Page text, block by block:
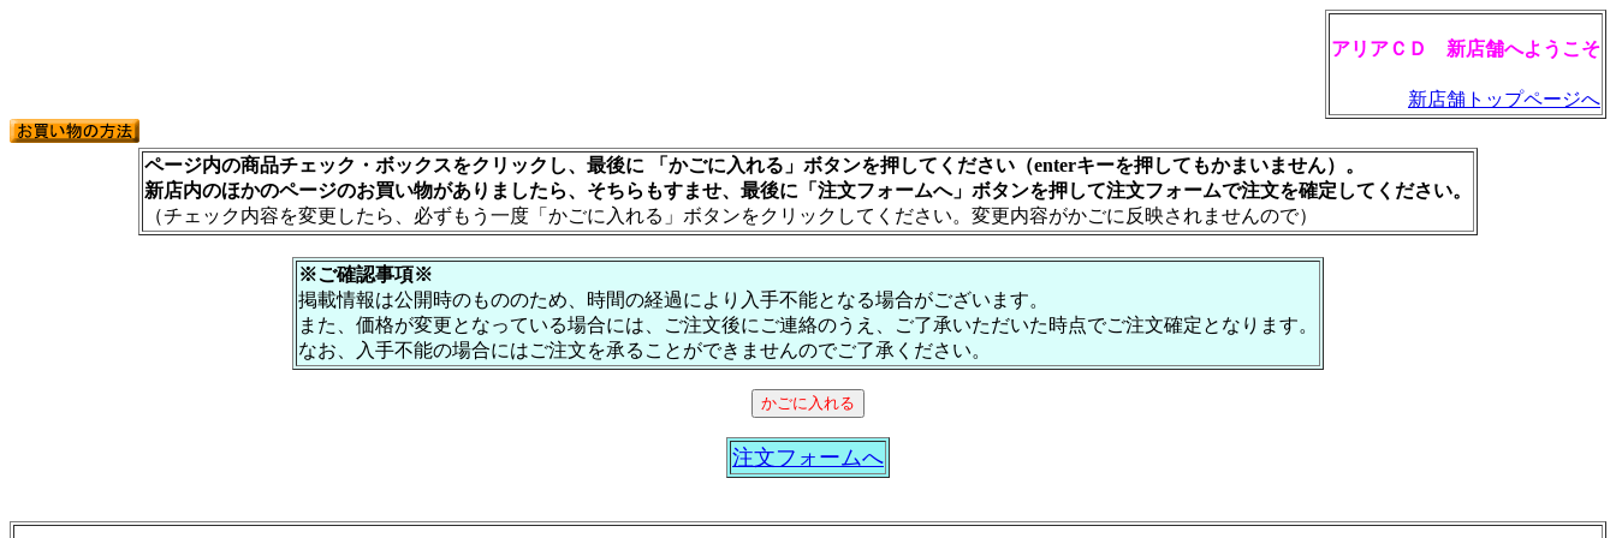
アリアＣＤ 新店舗へようこそ
新店舗トップページへ
ページ内の商品チェック・ボックスをクリックし、最後に 「かごに入れる」ボタンを押してください（enterキーを押してもかまいません）。
新店内のほかのページのお買い物がありましたら、そちらもすませ、最後に「注文フォームへ」ボタンを押して注文フォームで注文を確定してください。
（チェック内容を変更したら、必ずもう一度「かごに入れる」ボタンをクリックしてください。変更内容がかごに反映されませんので）
※ご確認事項※
掲載情報は公開時のもののため、時間の経過により入手不能となる場合がございます。
また、価格が変更となっている場合には、ご注文後にご連絡のうえ、ご了承いただいた時点でご注文確定となります。
なお、入手不能の場合にはご注文を承ることができませんのでご了承ください。
注文フォームへ